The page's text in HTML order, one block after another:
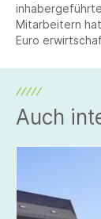
Mitarbeitern
Euro
Auch